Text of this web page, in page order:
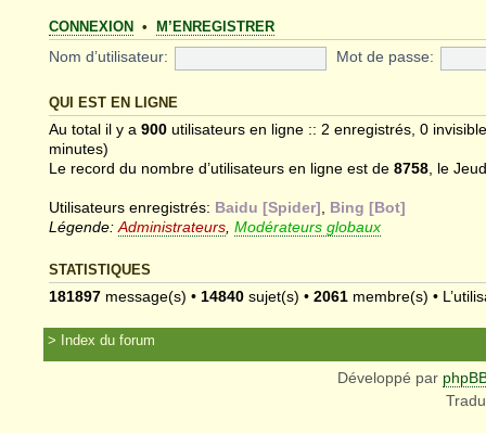
CONNEXION • M’ENREGISTRER
Nom d’utilisateur: Mot de passe:
QUI EST EN LIGNE
Au total il y a 900 utilisateurs en ligne :: 2 enregistrés, 0
minutes)
Le record du nombre d’utilisateurs en ligne est de 8758 , le
Utilisateurs enregistrés: Baidu [Spider]
Bing [Bot]
Légende: Administrateurs Modérateurs globaux
STATISTIQUES
181897 message(s) • 14840 sujet(s) • 2061 membre(s) •
Index du forum
Développé par